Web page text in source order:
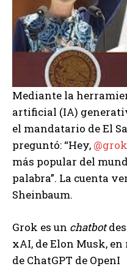
Mediante la
artificial (IA)
el mandatario de El
preguntó: “Hey, @grok
más popular del
palabra”. La cuenta
Sheinbaum.
Grok es un chatbot
xAI, de Elon Musk,
de ChatGPT de OpenI